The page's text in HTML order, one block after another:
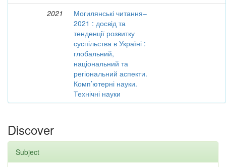
2021
Могилянські читання–
2021 : досвід та
тенденції розвитку
суспільства в Україні :
глобальний,
національний та
регіональний аспекти.
Комп’ютерні науки.
Технічні науки
Discover
Subject